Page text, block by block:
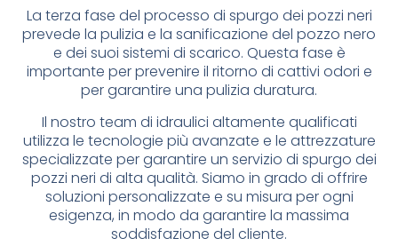
La terza fase del processo di spurgo dei pozzi neri
prevede la pulizia e la sanificazione del pozzo nero
e dei suoi sistemi di scarico. Questa fase è
importante per prevenire il ritorno di cattivi odori e
per garantire una pulizia duratura.
Il nostro team di idraulici altamente qualificati
utilizza le tecnologie più avanzate e le attrezzature
specializzate per garantire un servizio di spurgo dei
pozzi neri di alta qualità. Siamo in grado di offrire
soluzioni personalizzate e su misura per ogni
esigenza, in modo da garantire la massima
soddisfazione del cliente.